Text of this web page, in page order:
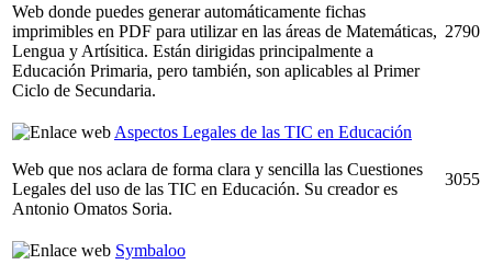
Web donde puedes generar automáticamente fichas
imprimibles en PDF para utilizar en las áreas de Matemáticas,
Lengua y Artísitica. Están dirigidas principalmente a
Educación Primaria, pero también, son aplicables al Primer
Ciclo de Secundaria.
2790
Aspectos Legales de las TIC en Educación
Web que nos aclara de forma clara y sencilla las Cuestiones
Legales del uso de las TIC en Educación. Su creador es
Antonio Omatos Soria.
3055
Symbaloo